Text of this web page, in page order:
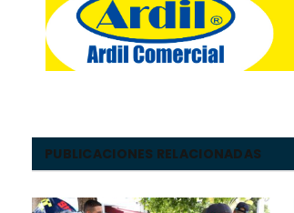
PUBLICACIONES RELACIONADAS